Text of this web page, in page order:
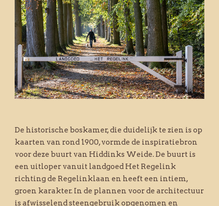
De historische boskamer, die duidelijk te zien is op
kaarten van rond 1900, vormde de inspiratiebron
voor deze buurt van Hiddinks Weide. De buurt is
een uitloper vanuit landgoed Het Regelink
richting de Regelinklaan en heeft een intiem,
groen karakter. In de plannen voor de architectuur
is afwisselend steengebruik opgenomen en